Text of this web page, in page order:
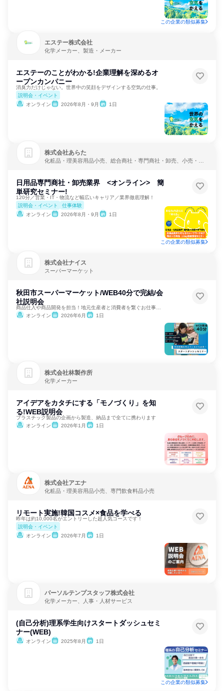
この企業の類似募集
エステー株式会社
化学メーカー、製造・メーカー
エステーのことがわかる!企業理解を深めるオ
ープンカンパニー
消臭力だけじゃない。世界中の笑顔をデザインする空気の仕事。
説明会・イベント
オンライン
2026年8月・9月 1日
株式会社あらた
化粧品・理美容用品小売、総合商社・専門商社・卸売、小売・卸
日用品専門商社・卸売業界 <オンライン> 簡
単研究セミナー!
120分／営業・IT・物流など幅広いキャリア／業界徹底理解！
説明会・イベント
仕事体験
オンライン
2026年8月・9月 1日
この企業の類似募集
株式会社ナイス
スーパーマーケット
秋田市スーパーマーケット/WEB40分で完結/会
社説明会
オンライン
2026年6月 1日
株式会社林製作所
化学メーカー
アイデアをカタチにする「モノづくり」を知
る!WEB説明会
プラスチック製品の企画から製造、納品まで全てに携わります
オンライン
2026年1月 1日
株式会社アエナ
化粧品・理美容用品小売、専門飲食料品小売
リモート実施!韓国コスメ×食品を学べる
昨年は約10,000名がエントリーした超人気コースです！
説明会・イベント
オンライン
2026年7月 1日
パーソルテンプスタッフ株式会社
化学メーカー、人事・人材サービス
(自己分析)理系学生向けスタートダッシュセミ
ナー(WEB)
オンライン 2025年8月 1日
この企業の類似募集